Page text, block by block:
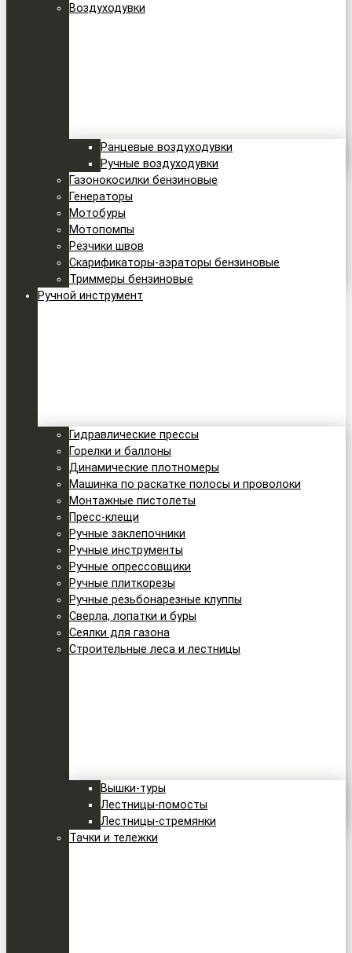
Воздуходувки
Ранцевые воздуходувки
Ручные воздуходувки
Газонокосилки бензиновые
Генераторы
Мотобуры
Мотопомпы
Резчики швов
Скарификаторы-аэраторы бензиновые
Триммеры бензиновые
Ручной инструмент
Гидравлические прессы
Горелки и баллоны
Динамические плотномеры
Машинка по раскатке полосы и проволоки
Монтажные пистолеты
Пресс-клещи
Ручные заклепочники
Ручные инструменты
Ручные опрессовщики
Ручные плиткорезы
Ручные резьбонарезные клуппы
Сверла, лопатки и буры
Сеялки для газона
Строительные леса и лестницы
Вышки-туры
Лестницы-помосты
Лестницы-стремянки
Тачки и тележки